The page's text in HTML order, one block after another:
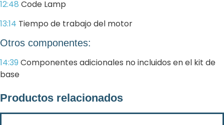
12:48 Code Lamp
13:14 Tiempo de trabajo del motor
Otros componentes:
14:39 Componentes adicionales no incluidos en el kit de
base
Productos relacionados